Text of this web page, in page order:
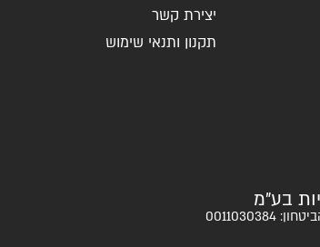
יצירת קשר
תקנון ותנאי שימוש
בע"מ